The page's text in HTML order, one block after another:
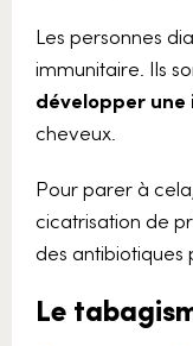
Les personnes
immunitaire. Ils
développer
cheveux.
Pour parer à
cicatrisation de
des antibiotiques
Le